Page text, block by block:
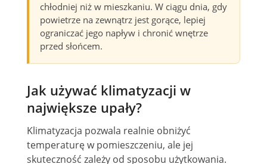
chłodniej niż w mieszkaniu. W ciągu dnia, gdy
powietrze na zewnątrz jest gorące, lepiej
ograniczać jego napływ i chronić wnętrze
przed słońcem.
Jak używać klimatyzacji w
największe upały?
Klimatyzacja pozwala realnie obniżyć
temperaturę w pomieszczeniu, ale jej
skuteczność zależy od sposobu użytkowania.